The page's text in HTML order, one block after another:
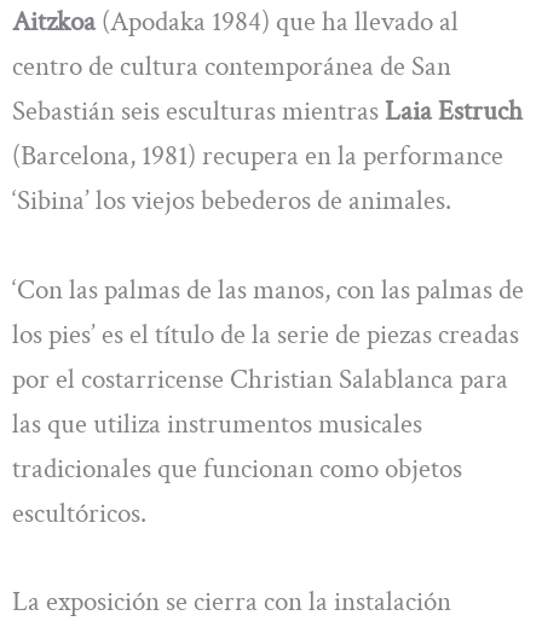
Aitzkoa(Apodaka 1984) que ha llevado al
centro de cultura contemporánea de San
Sebastián seis esculturas mientras Laia Estruch
(Barcelona, 1981) recupera en la performance
‘Sibina’ los viejos bebederos de animales.
‘Con las palmas de las manos, con las palmas de
los pies’ es el título de la serie de piezas creadas
por el costarricense Christian Salablanca para
las que utiliza instrumentos musicales
tradicionales que funcionan como objetos
escultóricos.
La exposición se cierra con la instalación